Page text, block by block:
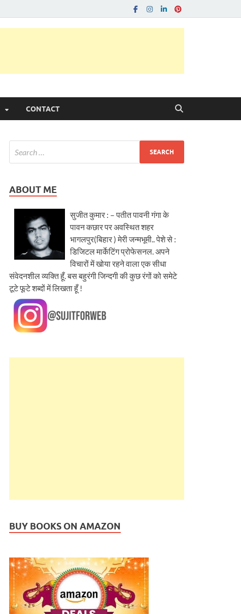
CONTACT
ABOUT ME
सुजीत कुमार : – पतीत पावनी गंगा के
पावन कछार पर अवस्थित शहर
भागलपुर(बिहार ) मेरी जन्मभूमी.. पेशे से :
डिजिटल मार्केटिंग प्रोफेसनल. अपने
विचारों में खोया रहने वाला एक सीधा
संवेदनशील व्यक्ति हूँ. बस बहुरंगी जिन्दगी की कुछ रंगों को समेटे
टूटे फूटे शब्दों में लिखता हूँ !
BUY BOOKS ON AMAZON